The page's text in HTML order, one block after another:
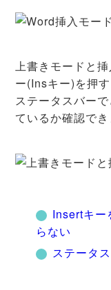
上書きモードと
ー(Insキー)を押
ステータスバー
ているか確認でき
Insertキー
らない
ステータ